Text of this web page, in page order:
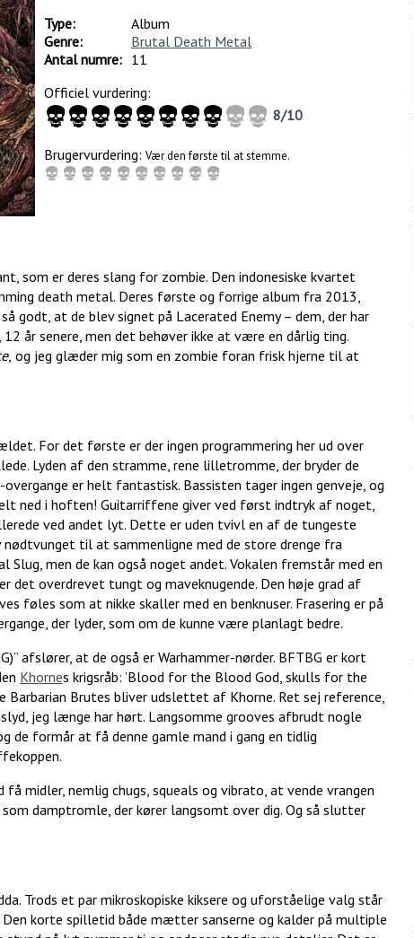
Type:
Album
Genre:
Brutal Death Metal
Antal numre: 11
Officiel vurdering:
8/10
Brugervurdering: Vær den første til at stemme.
som er deres slang for zombie. Den indonesiske kvartet
death metal. Deres første og forrige album fra 2013,
godt, at de blev signet på Lacerated Enemy – dem, der har
år senere, men det behøver ikke at være en dårlig ting.
, og jeg glæder mig som en zombie foran frisk hjerne til at
For det første er der ingen programmering her ud over
Lyden af den stramme, rene lilletromme, der bryder de
er helt fantastisk. Bassisten tager ingen genveje, og
ned i hoften! Guitarriffene giver ved først indtryk af noget,
ved andet lyt. Dette er uden tvivl en af de tungeste
til at sammenligne med de store drenge fra
men de kan også noget andet. Vokalen fremstår med en
det overdrevet tungt og maveknugende. Den høje grad af
føles som at nikke skaller med en benknuser. Frasering er på
der lyder, som om de kunne være planlagt bedre.
afslører, at de også er Warhammer-nørder. BFTBG er kort
Khornes krigsråb: ’Blood for the Blood God, skulls for the
Barbarian Brutes bliver udslettet af Khorne. Ret sej reference,
jeg længe har hørt. Langsomme grooves afbrudt nogle
formår at få denne gamle mand i gang en tidlig
få midler, nemlig chugs, squeals og vibrato, at vende vrangen
damptromle, der kører langsomt over dig. Og så slutter
Trods et par mikroskopiske kiksere og uforståelige valg står
korte spilletid både mætter sanserne og kalder på multiple